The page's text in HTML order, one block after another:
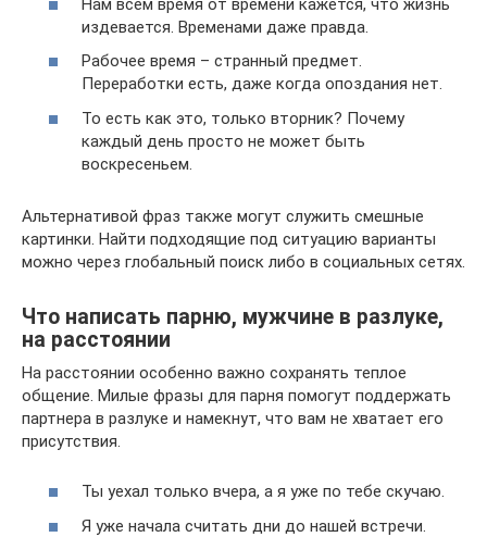
Нам всем время от времени кажется, что жизнь
издевается. Временами даже правда.
Рабочее время – странный предмет.
Переработки есть, даже когда опоздания нет.
То есть как это, только вторник? Почему
каждый день просто не может быть
воскресеньем.
Альтернативой фраз также могут служить смешные
картинки. Найти подходящие под ситуацию варианты
можно через глобальный поиск либо в социальных сетях.
Что написать парню, мужчине в разлуке,
на расстоянии
На расстоянии особенно важно сохранять теплое
общение. Милые фразы для парня помогут поддержать
партнера в разлуке и намекнут, что вам не хватает его
присутствия.
Ты уехал только вчера, а я уже по тебе скучаю.
Я уже начала считать дни до нашей встречи.